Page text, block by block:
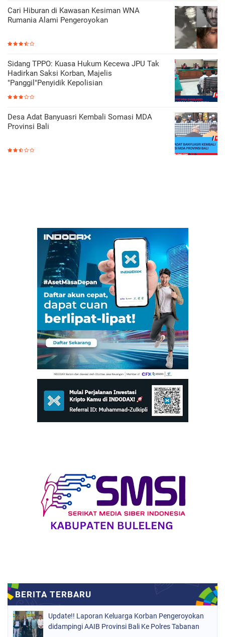
Cari Hiburan di Kawasan Kesiman WNA
Rumania Alami Pengeroyokan
Sidang TPPO: Kuasa Hukum Kecewa JPU Tak
Hadirkan Saksi Korban, Majelis
"Panggil"Penyidik Kepolisian
Desa Adat Banyuasri Kembali Somasi MDA
Provinsi Bali
Update!! Laporan Keluarga Korban Pengeroyokan
didampingi AAIB Provinsi Bali Ke Polres Tabanan